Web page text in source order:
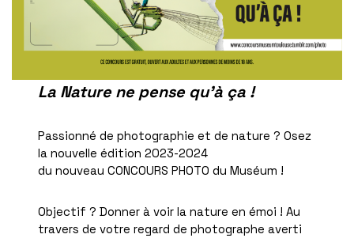
La Nature ne pense qu’à ça !
Passionné de photographie et de nature ? Osez
la nouvelle édition 2023-2024
du nouveau CONCOURS PHOTO du Muséum !
Objectif ? Donner à voir la nature en émoi ! Au
travers de votre regard de photographe averti